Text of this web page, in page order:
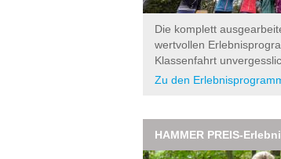
Die komplett
wertvollen
Klassenfahrt
Zu den
HAMMER PREIS-